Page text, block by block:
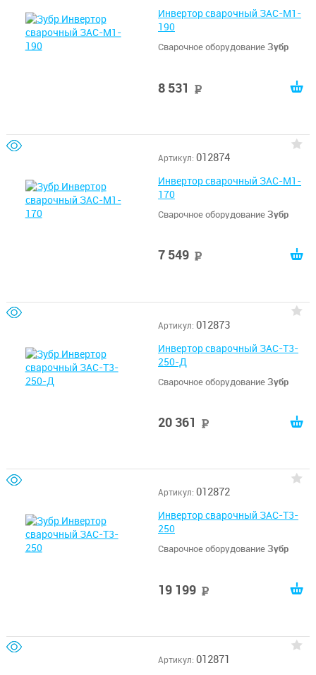
Инвертор сварочный ЗАС-М1-
190
Сварочное оборудованиеЗубр
8 531
Артикул: 012874
Инвертор сварочный ЗАС-М1-
170
Сварочное оборудованиеЗубр
7 549
Артикул: 012873
Инвертор сварочный ЗАС-Т3-
250-Д
Сварочное оборудованиеЗубр
20 361
Артикул: 012872
Инвертор сварочный ЗАС-Т3-
250
Сварочное оборудованиеЗубр
19 199
Артикул: 012871